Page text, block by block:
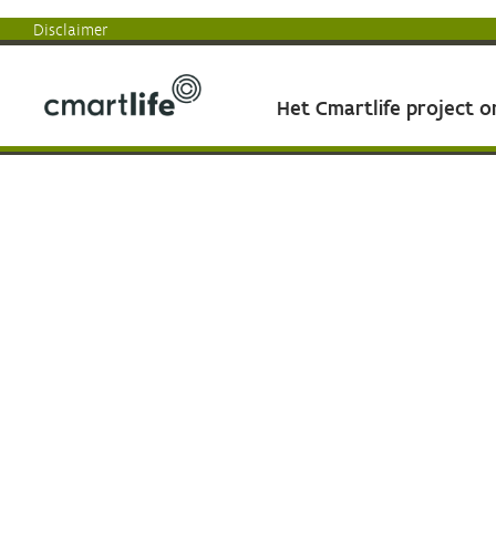
Disclaimer
Het Cmartlife project